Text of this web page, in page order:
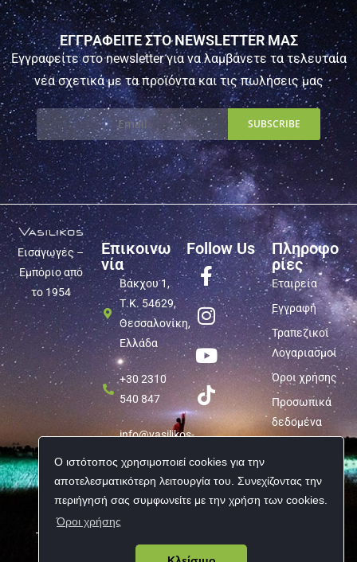
Ο ιστότοπος χρησιμοποιεί cookies για την
αποτελεσματικότερη λειτουργία του. Συνεχίζοντας την
περιήγησή σας συμφωνείτε με την χρήση των cookies.
Όροι χρήσης
ΕΓΓΡΑΦΕΙΤΕ ΣΤΟ NEWSLETTER ΜΑΣ
Εγγραφείτε στο newsletter για να λαμβάνετε τα τελευταία
νέα σχετικά με τα προϊόντα και τις πωλήσεις μας
Εισαγωγές –
Εμπόριο από
το 1954
Επικοινω
νία
Βάκχου 1,
Τ.Κ. 54629,
Θεσσαλονίκη,
Ελλάδα
+30 2310
540 847
info@vasilikos-
Follow Us
Πληροφο
ρίες
Εταιρεία
Εγγραφή
Τραπεζικοί
Λογαριασμοί
Όροι χρήσης
Προσωπικά
δεδομένα
Copyright © 2026 Vasilikos Import | All rights reserved